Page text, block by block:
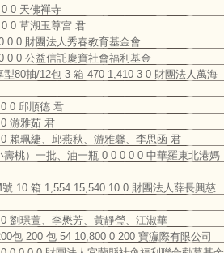
0 天佛禪寺
0 草湖玉尊宮 君
0 0 財團法人秀春教育基金會
0 0 公益信託慶寶社會福利基金
80抽/12包 3 箱 470 1,410 3 0 財團法人萬海
0 邱順德 君
游雅茹 君
賴珮緁、邱燕秋、游雅馨、李思函 君
桃）一批、油一瓶 0 0 0 0 0 中華羅東北港媽
10 箱 1,554 15,540 10 0 財團法人薛長興慈
劉璟萱、李懋芳、黃靜瑩、江淑華
包 200 包 54 10,800 0 200 寶灜際有限公司